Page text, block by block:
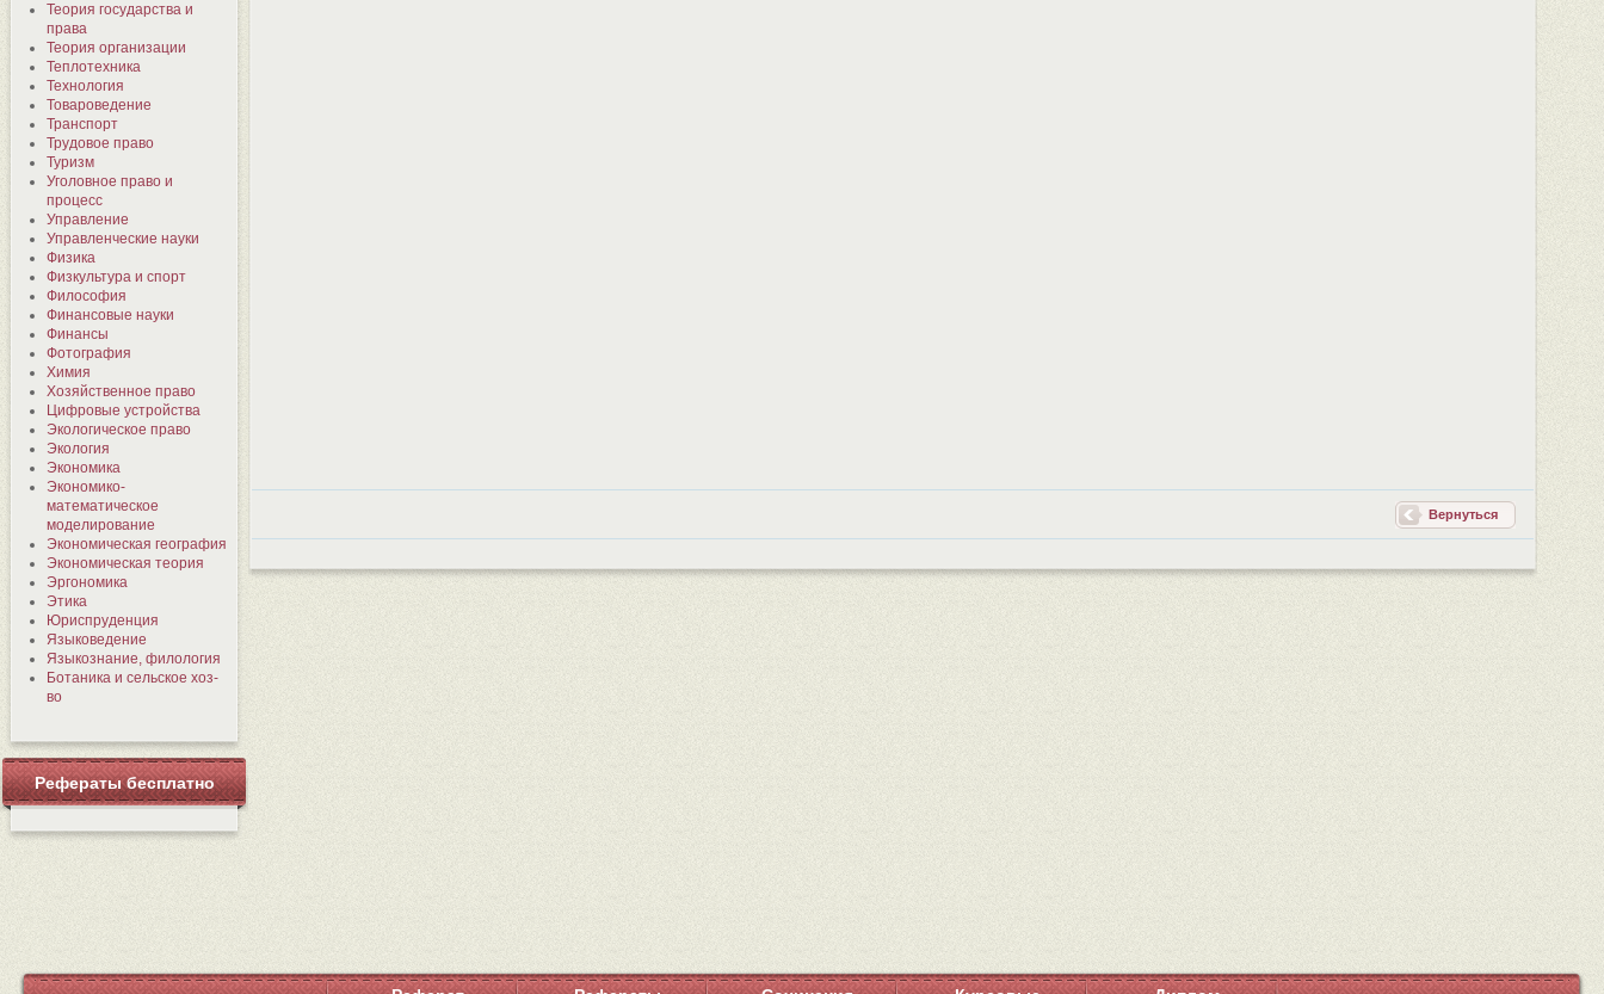
Теория государства и
права
Теория организации
Теплотехника
Технология
Товароведение
Транспорт
Трудовое право
Туризм
Уголовное право и
процесс
Управление
Управленческие науки
Физика
Физкультура и спорт
Философия
Финансовые науки
Финансы
Фотография
Химия
Хозяйственное право
Цифровые устройства
Экологическое право
Экология
Экономика
Экономико-
математическое
моделирование
Экономическая география
Экономическая теория
Эргономика
Этика
Юриспруденция
Языковедение
Языкознание, филология
Ботаника и сельское хоз-
во
Рефераты бесплатно
Вернуться